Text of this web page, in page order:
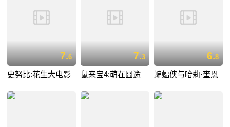
7.6
史努比:花生大电影
7.3
鼠来宝4:萌在囧途
6.8
蝙蝠侠与哈莉·奎恩